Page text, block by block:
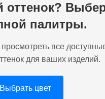
палитры.
все
для ваших изделий.
Выбрать цвет